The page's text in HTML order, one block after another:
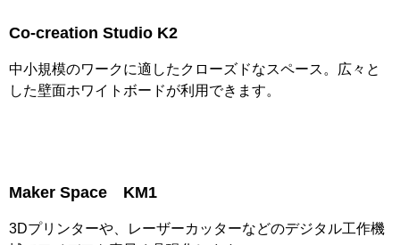
Co-creation Studio K2
中小規模のワークに適したクローズドなスペース。広々と
した壁面ホワイトボードが利用できます。
Maker Space KM1
3Dプリンターや、レーザーカッターなどのデジタル工作機